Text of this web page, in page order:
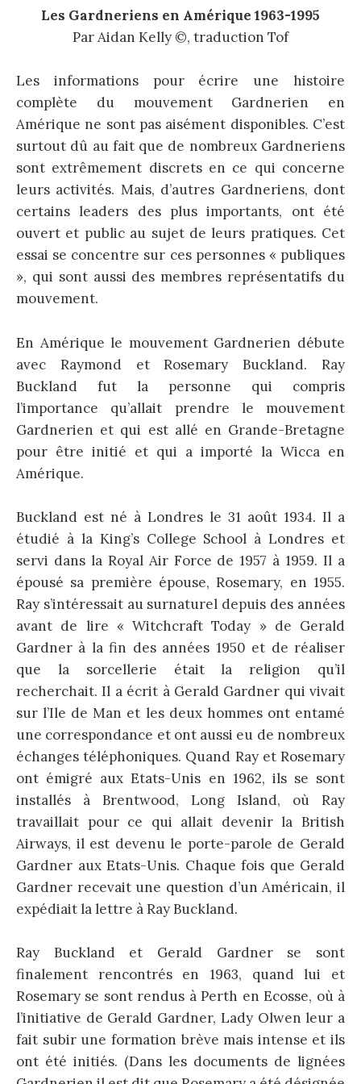
Les Gardneriens en Amérique 1963-1995
Par Aidan Kelly ©, traduction Tof
Les informations pour écrire une histoire
complète du mouvement Gardnerien en
Amérique ne sont pas aisément disponibles. C’est
surtout dû au fait que de nombreux Gardneriens
sont extrêmement discrets en ce qui concerne
leurs activités. Mais, d’autres Gardneriens, dont
certains leaders des plus importants, ont été
ouvert et public au sujet de leurs pratiques. Cet
essai se concentre sur ces personnes « publiques
», qui sont aussi des membres représentatifs du
mouvement.
En Amérique le mouvement Gardnerien débute
avec Raymond et Rosemary Buckland. Ray
Buckland fut la personne qui compris
l’importance qu’allait prendre le mouvement
Gardnerien et qui est allé en Grande-Bretagne
pour être initié et qui a importé la Wicca en
Amérique.
Buckland est né à Londres le 31 août 1934. Il a
étudié à la King’s College School à Londres et
servi dans la Royal Air Force de 1957 à 1959. Il a
épousé sa première épouse, Rosemary, en 1955.
Ray s’intéressait au surnaturel depuis des années
avant de lire « Witchcraft Today » de Gerald
Gardner à la fin des années 1950 et de réaliser
que la sorcellerie était la religion qu’il
recherchait. Il a écrit à Gerald Gardner qui vivait
sur l’Ile de Man et les deux hommes ont entamé
une correspondance et ont aussi eu de nombreux
échanges téléphoniques. Quand Ray et Rosemary
ont émigré aux Etats-Unis en 1962, ils se sont
installés à Brentwood, Long Island, où Ray
travaillait pour ce qui allait devenir la British
Airways, il est devenu le porte-parole de Gerald
Gardner aux Etats-Unis. Chaque fois que Gerald
Gardner recevait une question d’un Américain, il
expédiait la lettre à Ray Buckland.
Ray Buckland et Gerald Gardner se sont
finalement rencontrés en 1963, quand lui et
Rosemary se sont rendus à Perth en Ecosse, où à
l’initiative de Gerald Gardner, Lady Olwen leur a
fait subir une formation brève mais intense et ils
ont été initiés. (Dans les documents de lignées